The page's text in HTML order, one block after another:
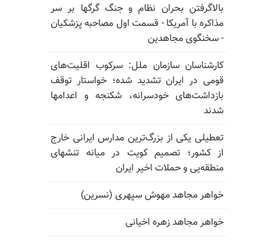
بالا‌گرفتن بحران نظام و جنگ گرگها بر سر
مذاکره با آمریکا - قسمت اول مصاحبه پزشکیان
- سخنگوی مجاهدین
کارشناسان سازمان ملل: سرکوب اقلیت‌های
قومی در ایران تشدید شده؛ خواستار توقف
بازداشت‌های خودسرانه، شکنجه و اعدامها
شدند
تعطیلی یکی از بزرگ‌ترین مدارس ایرانی خارج
از کشور؛ تصمیم کویت در میانه تنشهای
منطقه‌یی و حملات اخیر ایران
خواهر مجاهد مهوش سپهری (نسرین)
خواهر مجاهد زهره اخیانی